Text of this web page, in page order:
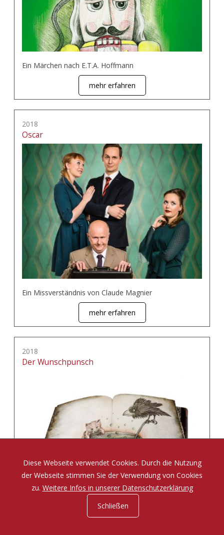
Ein Märchen nach E.T.A. Hoffmann
mehr erfahren
2018
Oscar
Ein Missverständnis von Claude Magnier
mehr erfahren
2018
Der Wunschpunsch
Eine Zauberposse von Michael Ende
Diese Webseite verwendet Cookies. Durch die Nutzung
der Webseite stimmen Sie der Verwendung von Cookies
zu. Weitere Infos in unserer Datenschutzerklärung
Schließen